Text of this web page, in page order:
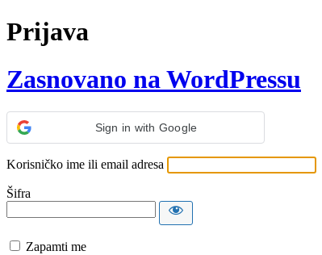
Prijava
Zasnovano na WordPressu
Sign in with Google
Korisničko ime ili email adresa
Šifra
Zapamti me